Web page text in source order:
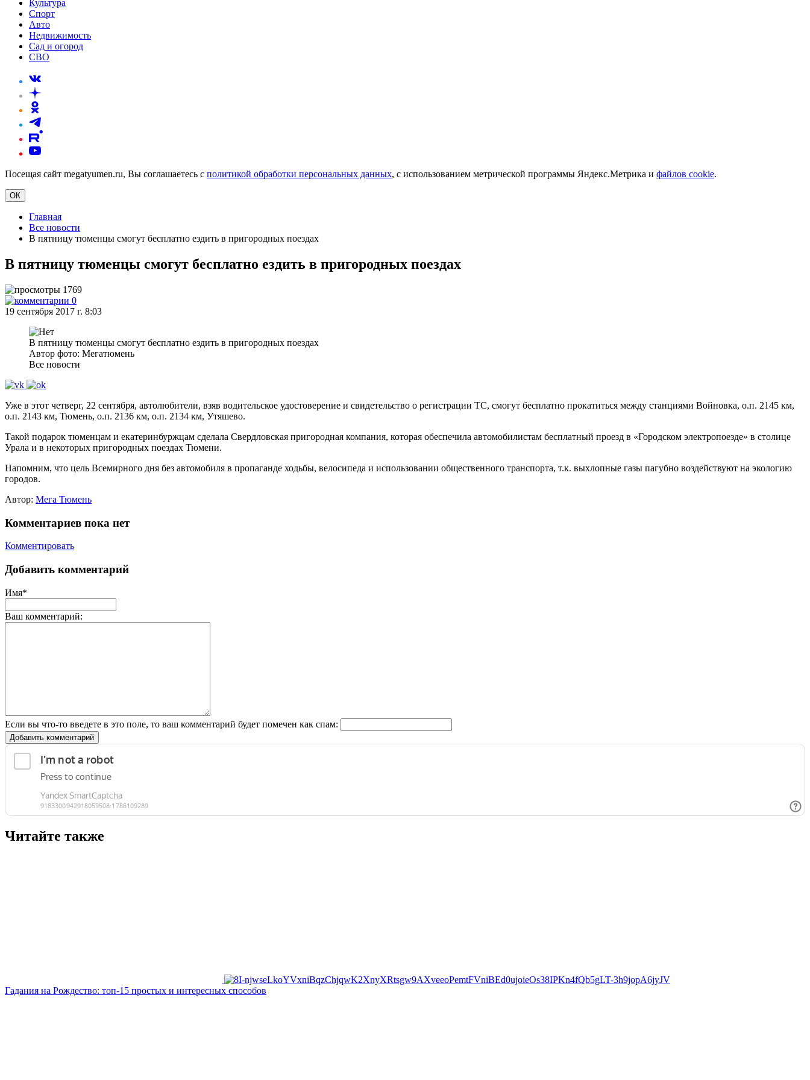
Культура
Спорт
Авто
Недвижимость
Сад и огород
СВО
Посещая сайт megatyumen.ru, Вы соглашаетесь с политикой обработки персональных данных, с использованием метрической программы Яндекс.Метрика и файлов cookie.
ОК
Главная
Все новости
В пятницу тюменцы смогут бесплатно ездить в пригородных поездах
В пятницу тюменцы смогут бесплатно ездить в пригородных поездах
1769
0
19 сентября 2017 г. 8:03
В пятницу тюменцы смогут бесплатно ездить в пригородных поездах
Автор фото: Мегатюмень
Все новости
Уже в этот четверг, 22 сентября, автолюбители, взяв водительское удостоверение и свидетельство о регистрации ТС, смогут бесплатно прокатиться между станциями Войновка, о.п. 2145 км,
о.п. 2143 км, Тюмень, о.п. 2136 км, о.п. 2134 км, Утяшево.
Такой подарок тюменцам и екатеринбуржцам сделала Свердловская пригородная компания, которая обеспечила автомобилистам бесплатный проезд в «Городском электропоезде» в столице
Урала и в некоторых пригородных поездах Тюмени.
Напомним, что цель Всемирного дня без автомобиля в пропаганде ходьбы, велосипеда и использовании общественного транспорта, т.к. выхлопные газы пагубно воздействуют на экологию
городов.
Автор: Мега Тюмень
Комментариев пока нет
Комментировать
Добавить комментарий
Имя*
Ваш комментарий:
Если вы что-то введете в это поле, то ваш комментарий будет помечен как спам:
Добавить комментарий
Читайте также
Гадания на Рождество: топ-15 простых и интересных способов